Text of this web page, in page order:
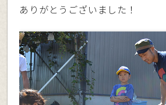
ありがとうございました！